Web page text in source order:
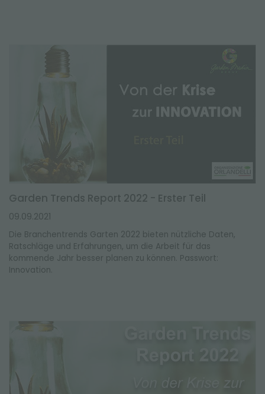
Garden Trends Report 2022 - Erster Teil
09.09.2021
Die Branchentrends Garten 2022 bieten nützliche Daten,
Ratschläge und Erfahrungen, um die Arbeit für das
kommende Jahr besser planen zu können. Passwort:
Innovation.